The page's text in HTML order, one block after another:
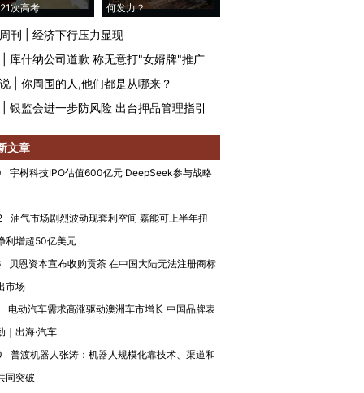
次高考
何发力？
刊
经济下行压力显现
库什纳公司道歉 称无意打"女婿牌"推广
你周围的人,他们都是从哪来？
银监会进一步防风险 出台押品管理指引
文章
宇树科技IPO估值600亿元 DeepSeek参与战略
油气市场剧烈波动现套利空间 嘉能可上半年扭
利增超50亿美元
贝恩资本宣布收购贡茶 在中国大陆无法注册商标
市场
电动汽车需求高涨驱动澳洲车市增长 中国品牌表
｜出海·汽车
普渡机器人张涛：机器人规模化靠技术、渠道和
同突破